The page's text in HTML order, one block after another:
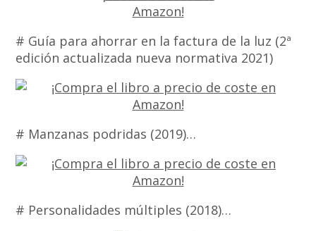
# Guía para ahorrar en la factura de la luz (2ª
edición actualizada nueva normativa 2021)
# Manzanas podridas (2019)…
# Personalidades múltiples (2018)…